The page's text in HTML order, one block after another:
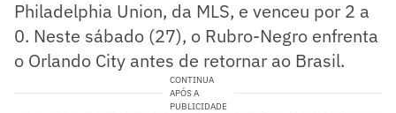
Philadelphia Union, da MLS, e venceu por 2 a
0. Neste sábado (27), o Rubro-Negro enfrenta
o Orlando City antes de retornar ao Brasil.
CONTINUA
APÓS A
PUBLICIDADE